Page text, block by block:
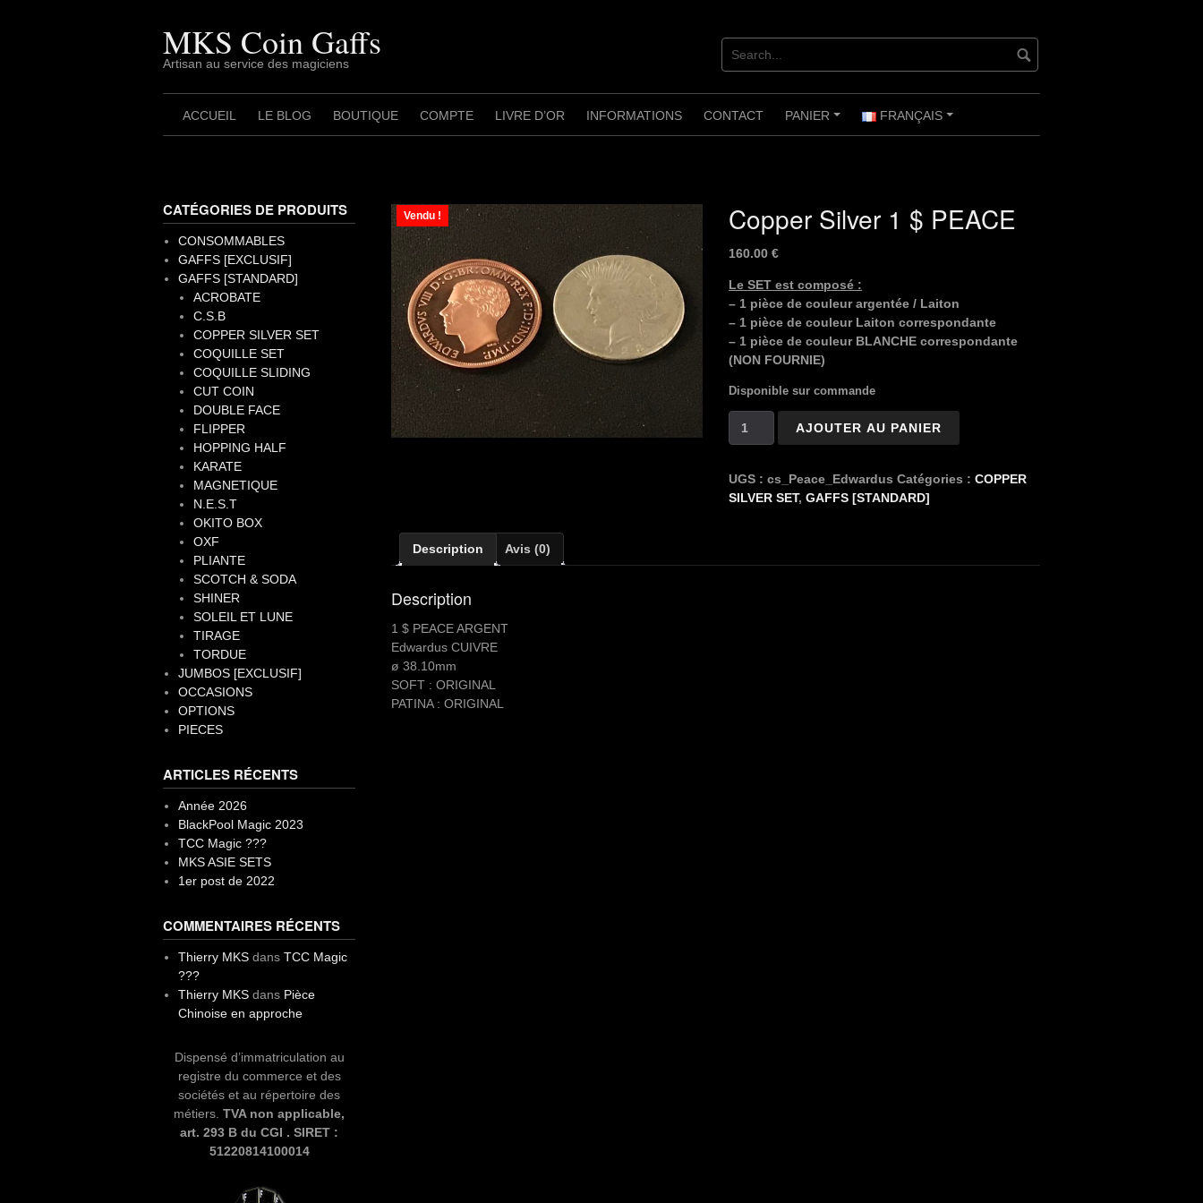
MKS Coin Gaffs
Artisan au service des magiciens
ACCUEIL LE BLOG BOUTIQUE COMPTE LIVRE D’OR INFORMATIONS CONTACT
+
PANIER
+
FRANÇAIS
Vendu ! Copper Silver 1 $ PEACE
160.00 €
Le SET est composé :
– 1 pièce de couleur argentée / Laiton
– 1 pièce de couleur Laiton correspondante
– 1 pièce de couleur BLANCHE correspondante
(NON FOURNIE)
Disponible sur commande
Silver
1
AJOUTER AU PANIER
UGS : cs_Peace_Edwardus Catégories : COPPER
SILVER SET, GAFFS [STANDARD]
Description Avis (0)
Description
1 $ PEACE ARGENT
Edwardus CUIVRE
ø 38.10mm
SOFT : ORIGINAL
PATINA : ORIGINAL
CATÉGORIES DE PRODUITS
CONSOMMABLES
GAFFS [EXCLUSIF]
GAFFS [STANDARD]
ACROBATE
C.S.B
COPPER SILVER SET
COQUILLE SET
COQUILLE SLIDING
CUT COIN
DOUBLE FACE
FLIPPER
HOPPING HALF
KARATE
MAGNETIQUE
N.E.S.T
OKITO BOX
OXF
PLIANTE
SCOTCH & SODA
SHINER
SOLEIL ET LUNE
TIRAGE
TORDUE
JUMBOS [EXCLUSIF]
OCCASIONS
OPTIONS
PIECES
ARTICLES RÉCENTS
Année 2026
BlackPool Magic 2023
TCC Magic ???
MKS ASIE SETS
1er post de 2022
COMMENTAIRES RÉCENTS
Thierry MKSdans TCC Magic
???
Thierry MKSdans Pièce
Chinoise en approche
Dispensé d’immatriculation au
registre du commerce et des
sociétés et au répertoire des
métiers. TVA non applicable,
art. 293 B du CGI . SIRET :
51220814100014